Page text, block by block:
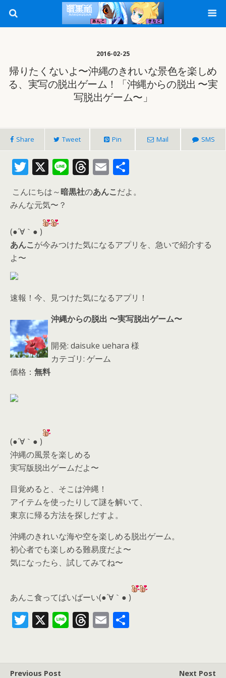
2016-02-25
帰りたくないよ〜沖縄のきれいな景色を楽しめ
る、実写の脱出ゲーム！「沖縄からの脱出 〜実
写脱出ゲーム〜」
Share Tweet Pin Mail SMS
T
itt
er
X Li
n
e
T
h
re
s
E
m
ai
有
こんにちは～暗黒社のあんこだよ。
みんな元気〜？
(●´∀｀● )
あんこが今みつけた気になるアプリを、急いで紹介する
よ〜
速報！今、見つけた気になるアプリ！
沖縄からの脱出 〜実写脱出ゲーム〜
開発: daisuke uehara 様
カテゴリ: ゲーム
価格： 無料
(●´∀｀● )
沖縄の風景を楽しめる
実写版脱出ゲームだよ〜
目覚めると、そこは沖縄！
アイテムを使ったりして謎を解いて、
東京に帰る方法を探しだすよ。
沖縄のきれいな海や空を楽しめる脱出ゲーム。
初心者でも楽しめる難易度だよ〜
気になったら、 試してみてね〜
あんこ食ってばいばーい(●´∀｀● )
T
er
X Li T E
Previous Post Next Post